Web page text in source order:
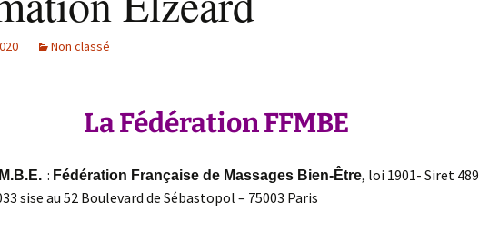
« femme enceinte »
Notions de Gestalt
prénatal ?
Massage®
Gestalt Massage®
Niveau 3 Sensitive
Gestalt Massage®
Praticiens(nes) MBE et
SGM
Neurophysiologie
Psychothérapie du
Toucher
RETRAITE EN CEVENNES
: Sophrologie & Sensitive
Gestalt Massage®
Non classé
La Fédération FFMBE
: Fédération Française de Massages Bien-Être, loi 1901- Siret 489
sise au 52 Boulevard de Sébastopol – 75003 Paris